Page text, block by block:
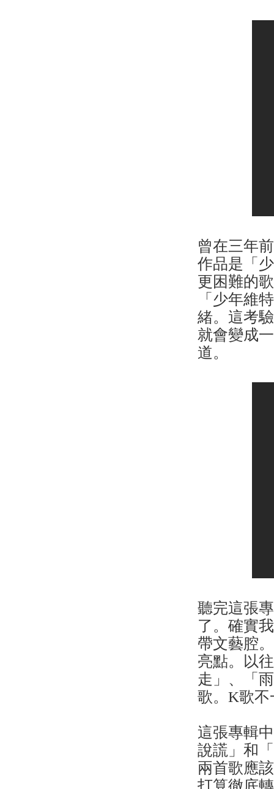
曾在三年
作品是「
更困難的
「少年維
緒。這考
就會變成
道。
聽完這張
了。確實
帶文藝腔
亮點。以
走」、「
歌。K歌不
這張專輯
說謊」和
兩首歌應
打算徹底